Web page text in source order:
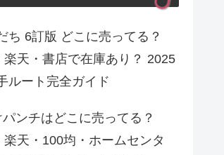
ち 6訂版 どこに売ってる？
楽天・書店で在庫あり？ 2025
ルート完全ガイド
ンチはどこに売ってる？
楽天・100均・ホームセンタ